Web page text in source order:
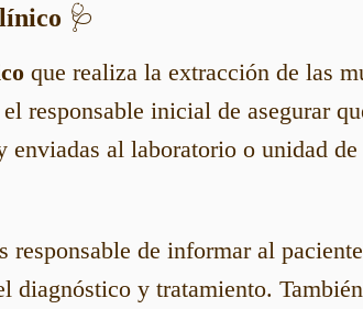
🩺
que realiza la extracción de las
responsable inicial de asegurar
enviadas al laboratorio o unidad
responsable de informar al
diagnóstico y tratamiento.